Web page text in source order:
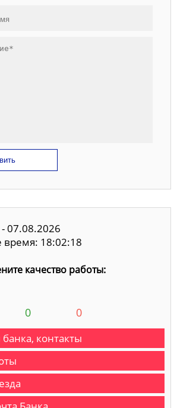
07.08.2026
время: 18:02:19
качество работы:
0 0
контакты